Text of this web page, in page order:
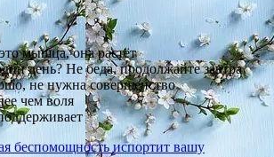
мышца, она растёт
день? Не беда, продолжайте завтра
не нужна совершенство
чем воля
беспомощность испортит вашу